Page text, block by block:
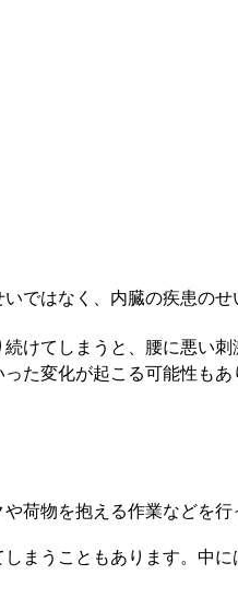
ではなく、内臓の疾患の
けてしまうと、腰に悪い刺
た変化が起こる可能性も
荷物を抱える作業などを
まうこともあります。中